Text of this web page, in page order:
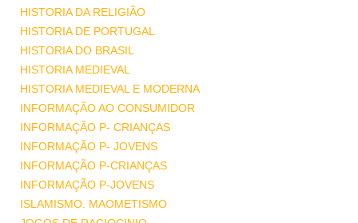
HISTORIA DA RELIGIÃO
HISTORIA DE PORTUGAL
HISTORIA DO BRASIL
HISTORIA MEDIEVAL
HISTORIA MEDIEVAL E MODERNA
INFORMAÇÃO AO CONSUMIDOR
INFORMAÇÃO P- CRIANÇAS
INFORMAÇÃO P- JOVENS
INFORMAÇÃO P-CRIANÇAS
INFORMAÇÃO P-JOVENS
ISLAMISMO. MAOMETISMO